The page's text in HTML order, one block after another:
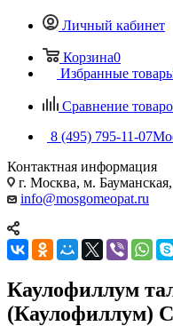
Личный кабинет
Корзина0
Избранные
Сравнение
8 (495) 795-11-07
Контактная информация
г. Москва, м.
info@mosgomeopat.ru
Каулофиллум
(Каулофиллум)